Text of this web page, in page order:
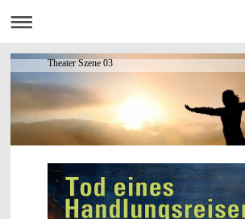
Theater Szene 03